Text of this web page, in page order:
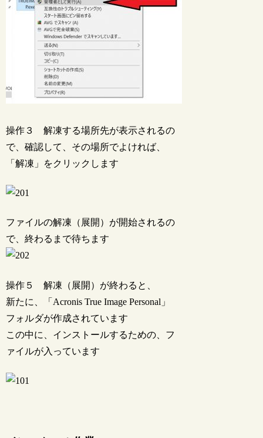
操作３ 解凍する場所先が表示されるの
で、確認して、その場所でよければ、
「解凍」をクリックします
ファイルの解凍（展開）が開始されるの
で、終わるまで待ちます
操作５ 解凍（展開）が終わると、
新たに、「Acronis True Image Personal」
フォルダが作成されています
この中に、インストールするための、フ
ァイルが入っています